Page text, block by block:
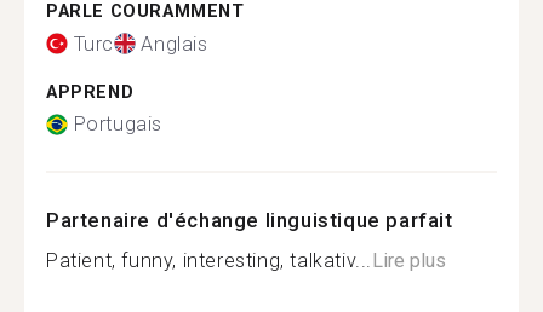
PARLE COURAMMENT
Turc Anglais
APPREND
Portugais
Partenaire d'échange linguistique parfait
Patient, funny, interesting, talkativ...Lire plus